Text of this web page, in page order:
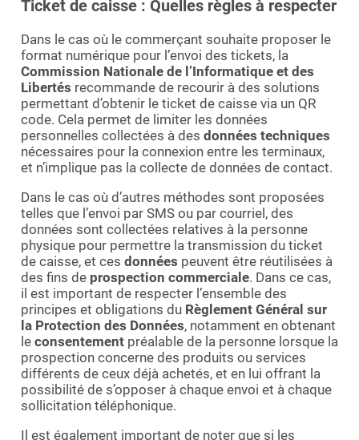
Ticket de caisse : Quelles règles à respecter
Dans le cas où le commerçant souhaite proposer le
format numérique pour l’envoi des tickets, la
Commission Nationale de l’Informatique et des
Libertés recommande de recourir à des solutions
permettant d’obtenir le ticket de caisse via un QR
code. Cela permet de limiter les données
personnelles collectées à des données techniques
nécessaires pour la connexion entre les terminaux,
et n’implique pas la collecte de données de contact.
Dans le cas où d’autres méthodes sont proposées
telles que l’envoi par SMS ou par courriel, des
données sont collectées relatives à la personne
physique pour permettre la transmission du ticket
de caisse, et ces données peuvent être réutilisées à
des fins de prospection commerciale. Dans ce cas,
il est important de respecter l’ensemble des
principes et obligations du Règlement Général sur
la Protection des Données, notamment en obtenant
le consentement préalable de la personne lorsque la
prospection concerne des produits ou services
différents de ceux déjà achetés, et en lui offrant la
possibilité de s’opposer à chaque envoi et à chaque
sollicitation téléphonique.
Il est également important de noter que si les